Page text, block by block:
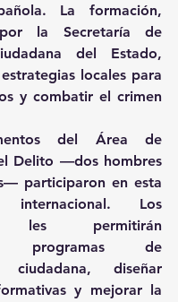
La formación,
la Secretaría de
del Estado,
locales para
y combatir el crimen
del Área de
Delito —dos hombres
participaron en esta
internacional. Los
les permitirán
programas de
ciudadana, diseñar
y mejorar la